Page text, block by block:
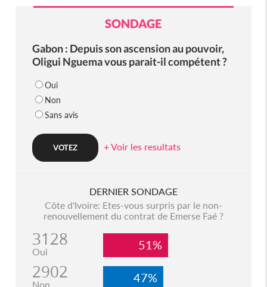
SONDAGE
Gabon : Depuis son ascension au pouvoir,
Oligui Nguema vous parait-il compétent ?
Oui
Non
Sans avis
+ Voir les resultats
DERNIER SONDAGE
Côte d'Ivoire: Etes-vous surpris par le non-
renouvellement du contrat de Emerse Faé ?
3128
Oui 51%
2902
Non 47%